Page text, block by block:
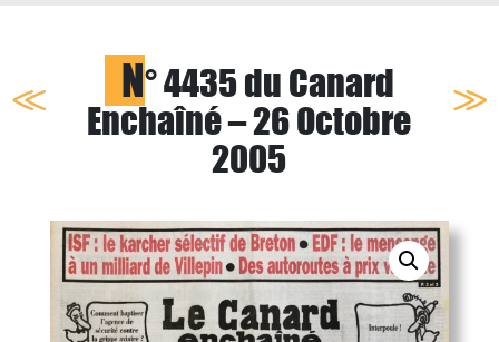
N° 4435 du Canard
Enchaîné – 26 Octobre
2005